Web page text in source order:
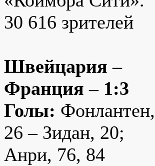
30 616 зрителей
Швейцария –
Франция – 1:3
Голы: Фонлантен,
26 – Зидан, 20;
Анри, 76, 84